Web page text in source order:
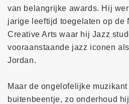
van belangrijke awards. Hij
jarige leeftijd toegelaten op de
Creative Arts waar hij Jazz
vooraanstaande jazz iconen
Jordan.
Maar de ongelofelijke
buitenbeentje, zo onderhoud